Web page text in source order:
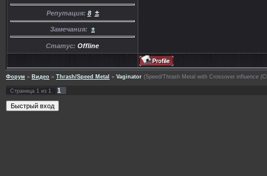
Репутация: 8 ±
Замечания: ±
Статус: Offline
Форум » Видео » Thrash/Speed Metal » Vaginator (Speed/Thrash Metal with Crossover influence
Страница 1 из 1 1